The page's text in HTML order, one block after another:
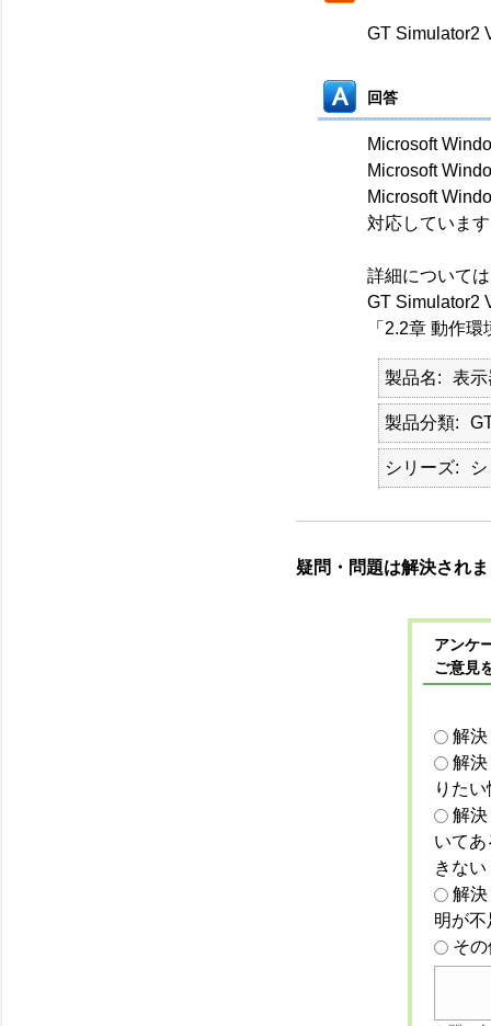
GT Simulator2
回答
Microsoft
Microsoft
Microsoft
対応していま
詳細について
GT Simulator2
「2.2章 動作環
製品名 表示
製品分類
シリーズ
疑問・問題は解決され
アンケ
ご意見
解
解
りた
解
いて
きない
解
明が
そ